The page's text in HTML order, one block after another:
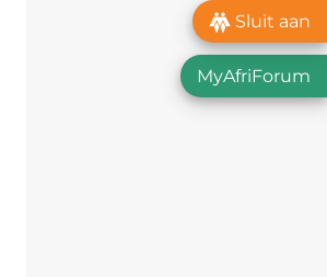
Sluit aan
MyAfriForum